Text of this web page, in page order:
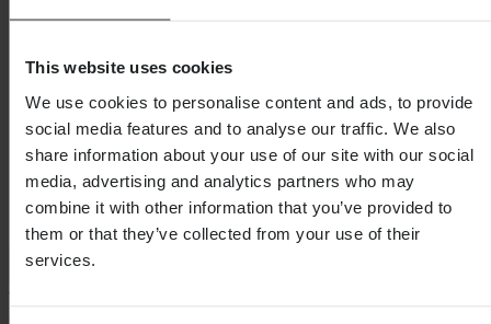
This website uses cookies
We use cookies to personalise content and ads, to provide
social media features and to analyse our traffic. We also
share information about your use of our site with our social
media, advertising and analytics partners who may
combine it with other information that you’ve provided to
them or that they’ve collected from your use of their
services.
1
0
0
1
Načítání...